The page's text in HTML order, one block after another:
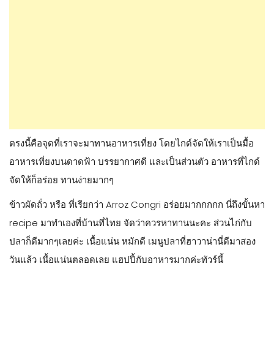
ตรงนี้คือจุดที่เราจะมาทานอาหารเที่ยง โดยไกด์จัดให้เราเป็นมื้อ
อาหารเที่ยงบนดาดฟ้า บรรยากาศดี และเป็นส่วนตัว อาหารที่ไกด์
จัดให้ก็อร่อย ทานง่ายมากๆ
ข้าวผัดถั่ว หรือ ที่เรียกว่า Arroz Congri อร่อยมากกกกก นี่ถึงขั้นหา
recipe มาทำเองที่บ้านที่ไทย จัดว่าควรหาทานนะคะ ส่วนไก่กับ
ปลาก็ดีมากๆเลยค่ะ เนื้อแน่น หมักดี เมนูปลาที่ฮาวาน่านี่ดีมาสอง
วันแล้ว เนื้อแน่นตลอดเลย แฮปปี้กับอาหารมากค่ะทัวร์นี้